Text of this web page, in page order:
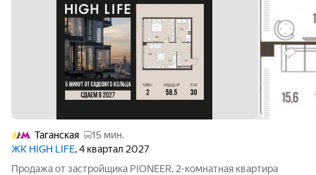
Таганская
15 мин.
ЖК HIGH LIFE, 4 квартал 2027
Продажа от застройщика PIONEER. 2-комнатная квартира